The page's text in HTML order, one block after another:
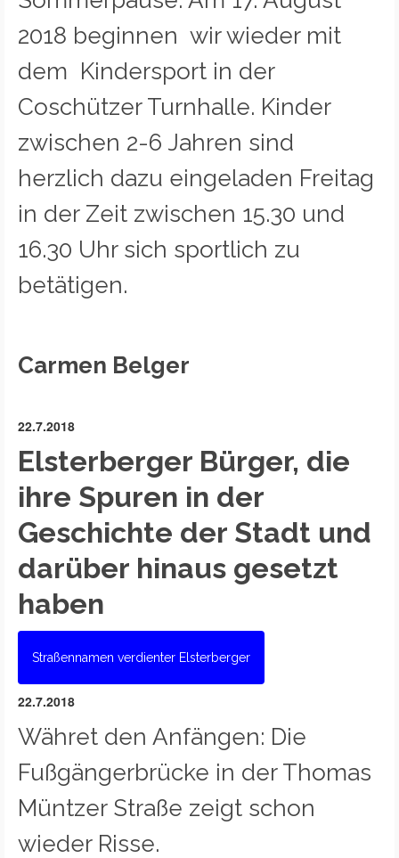
2018 beginnen wir wieder mit
dem Kindersport in der
Coschützer Turnhalle. Kinder
zwischen 2-6 Jahren sind
herzlich dazu eingeladen Freitag
in der Zeit zwischen 15.30 und
16.30 Uhr sich sportlich zu
betätigen.
Carmen Belger
22.7.2018
Elsterberger Bürger, die
ihre Spuren in der
Geschichte der Stadt und
darüber hinaus gesetzt
haben
Straßennamen verdienter Elsterberger
22.7.2018
Währet den Anfängen: Die
Fußgängerbrücke in der Thomas
Müntzer Straße zeigt schon
wieder Risse.